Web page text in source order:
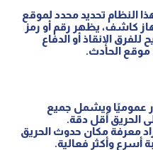
النظام تحديد محدد لموقع
كاشف، يظهر رقم أو رمز
الإنقاذ أو الدفاع
موقع الحادث.
عموميًا ويشمل جميع
الحريق أقل دقة.
معرفة مكان حدوث الحريق
أسرع وأكثر فعالية.